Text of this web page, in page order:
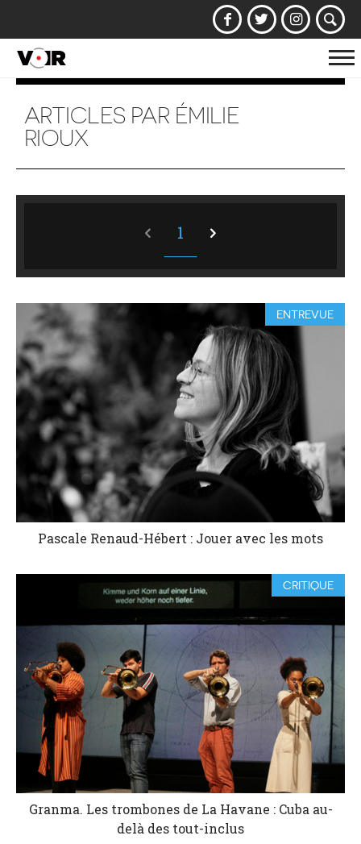
la
ARTICLES PAR ÉMILIE
RIOUX
1
ENTREVUE
Pascale Renaud-Hébert : Jouer avec les mots
CRITIQUE
Granma. Les trombones de La Havane : Cuba au-
delà des tout-inclus